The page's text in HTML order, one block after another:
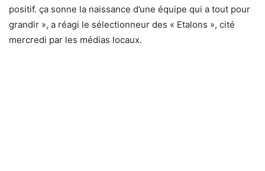
positif. ça sonne la naissance d’une équipe qui a tout pour
grandir », a réagi le sélectionneur des « Etalons », cité
mercredi par les médias locaux.